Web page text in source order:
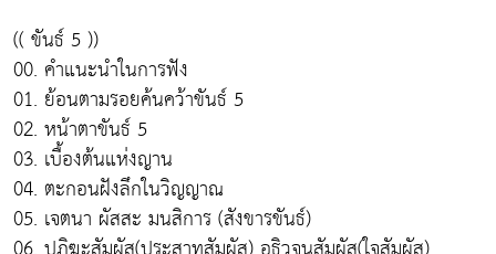
(( ขันธ์ 5 ))
00. คำแนะนำในการฟัง
01. ย้อนตามรอยค้นคว้าขันธ์ 5
02. หน้าตาขันธ์ 5
03. เบื้องต้นแห่งญาน
04. ตะกอนฝังลึกในวิญญาณ
05. เจตนา ผัสสะ มนสิการ (สังขารขันธ์)